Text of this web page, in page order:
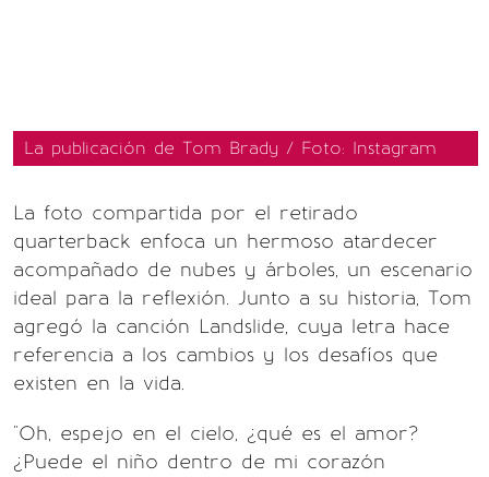
La publicación de Tom Brady / Foto: Instagram
La foto compartida por el retirado
quarterback enfoca un hermoso atardecer
acompañado de nubes y árboles, un escenario
ideal para la reflexión. Junto a su historia, Tom
agregó la canción Landslide, cuya letra hace
referencia a los cambios y los desafíos que
existen en la vida.
"Oh, espejo en el cielo, ¿qué es el amor?
¿Puede el niño dentro de mi corazón